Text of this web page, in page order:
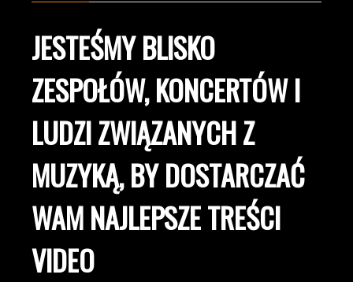
JESTEŚMY BLISKO
ZESPOŁÓW, KONCERTÓW I
LUDZI ZWIĄZANYCH Z
MUZYKĄ, BY DOSTARCZAĆ
WAM NAJLEPSZE TREŚCI
VIDEO